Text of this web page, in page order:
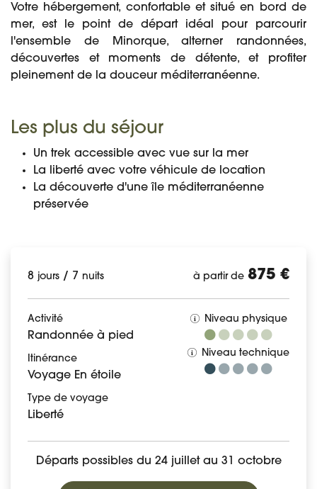
Votre hébergement, confortable et situé en bord de
mer, est le point de départ idéal pour parcourir
l'ensemble de Minorque, alterner randonnées,
découvertes et moments de détente, et profiter
pleinement de la douceur méditerranéenne.
Les plus du séjour
Un trek accessible avec vue sur la mer
La liberté avec votre véhicule de location
La découverte d'une île méditerranéenne
préservée
8 jours / 7 nuits à partir de 875 €
Activité
Randonnée à pied
Itinérance
Voyage En étoile
Type de voyage
Liberté
Niveau physique
Niveau technique
Départs possibles du 24 juillet au 31 octobre